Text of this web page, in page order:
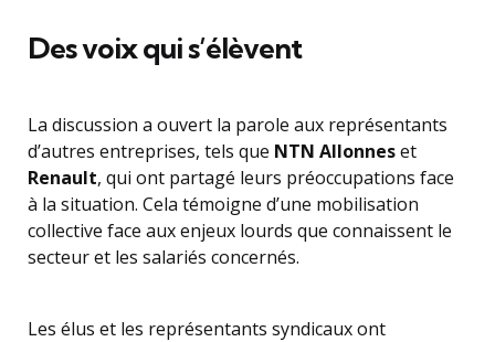
Des voix qui s’élèvent
La discussion a ouvert la parole aux représentants
d’autres entreprises, tels que NTN Allonneset
Renault, qui ont partagé leurs préoccupations face
à la situation. Cela témoigne d’une mobilisation
collective face aux enjeux lourds que connaissent le
secteur et les salariés concernés.
Les élus et les représentants syndicaux ont